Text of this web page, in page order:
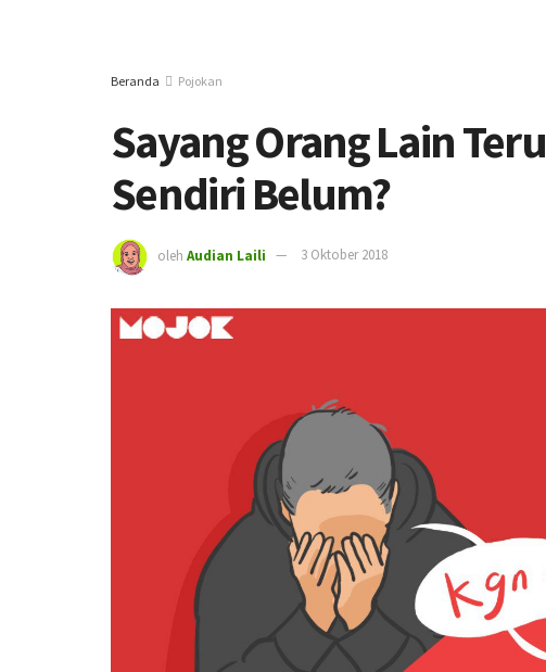
Beranda Pojokan
Sayang Orang Lain
Sendiri Belum?
oleh Audian Laili 3 Oktober 2018